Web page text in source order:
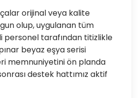
orijinal veya kalite
olup, uygulanan tüm
personel tarafından titizlikle
beyaz eşya serisi
memnuniyetini ön planda
destek hattımız aktif